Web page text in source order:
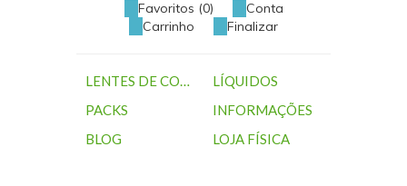
Favoritos (0)
Conta
Carrinho
Finalizar
LENTES DE CONTACTO
LÍQUIDOS
PACKS
INFORMAÇÕES
BLOG
LOJA FÍSICA